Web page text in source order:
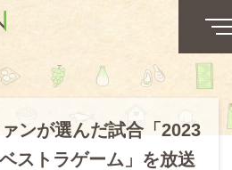
ンが選んだ試合「2023
ストラゲーム」を放送